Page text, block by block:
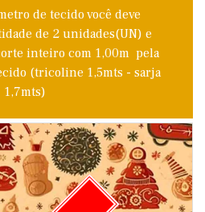
de tecido você deve
de 2 unidades(UN) e
inteiro com 1,00m pela
(tricoline 1,5mts - sarja
1,7mts)